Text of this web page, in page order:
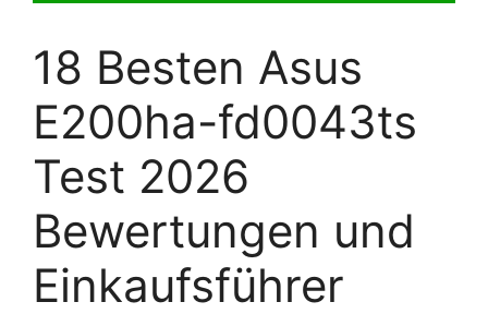
18 Besten Asus
E200ha-fd0043ts
Test 2026
Bewertungen und
Einkaufsführer